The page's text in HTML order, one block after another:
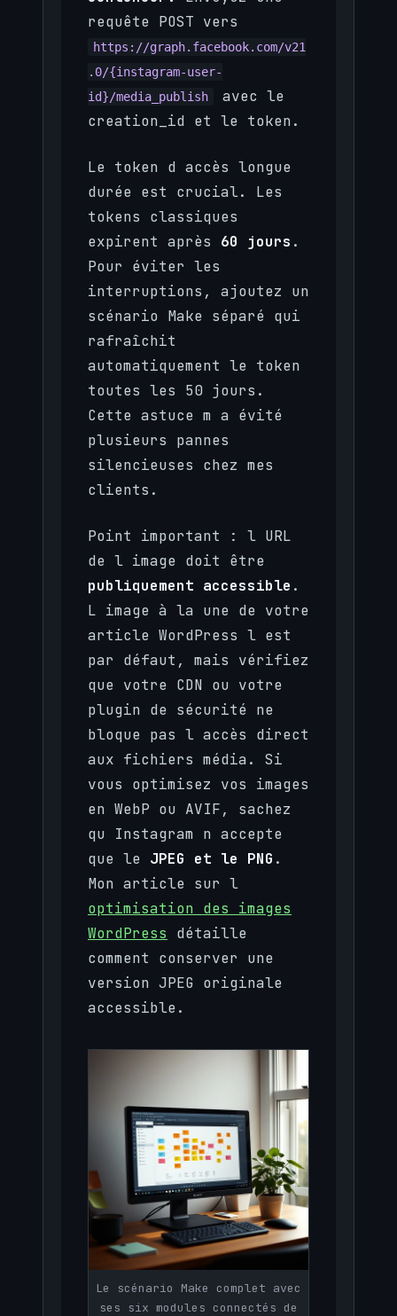
requête POST vers
https://graph.facebook.com/v21
.0/{instagram-user-
id}/media_publish
avec le
creation_id et le token.
Le token d accès longue
durée est crucial. Les
tokens classiques
expirent après 60 jours .
Pour éviter les
interruptions, ajoutez un
scénario Make séparé qui
rafraîchit
automatiquement le token
toutes les 50 jours.
Cette astuce m a évité
plusieurs pannes
silencieuses chez mes
clients.
Point important : l URL
de l image doit être
publiquement accessible .
L image à la une de votre
article WordPress l est
par défaut, mais vérifiez
que votre CDN ou votre
plugin de sécurité ne
bloque pas l accès direct
aux fichiers média. Si
vous optimisez vos images
en WebP ou AVIF, sachez
qu Instagram n accepte
que le JPEG et le PNG .
Mon article sur l
optimisation des images
WordPress détaille
comment conserver une
version JPEG originale
accessible.
Le scénario Make complet avec
ses six modules connectés de